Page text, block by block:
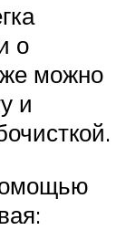
о
можно
и